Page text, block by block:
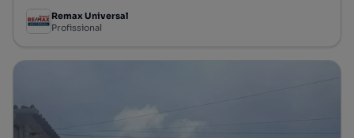
Remax Universal
Profissional